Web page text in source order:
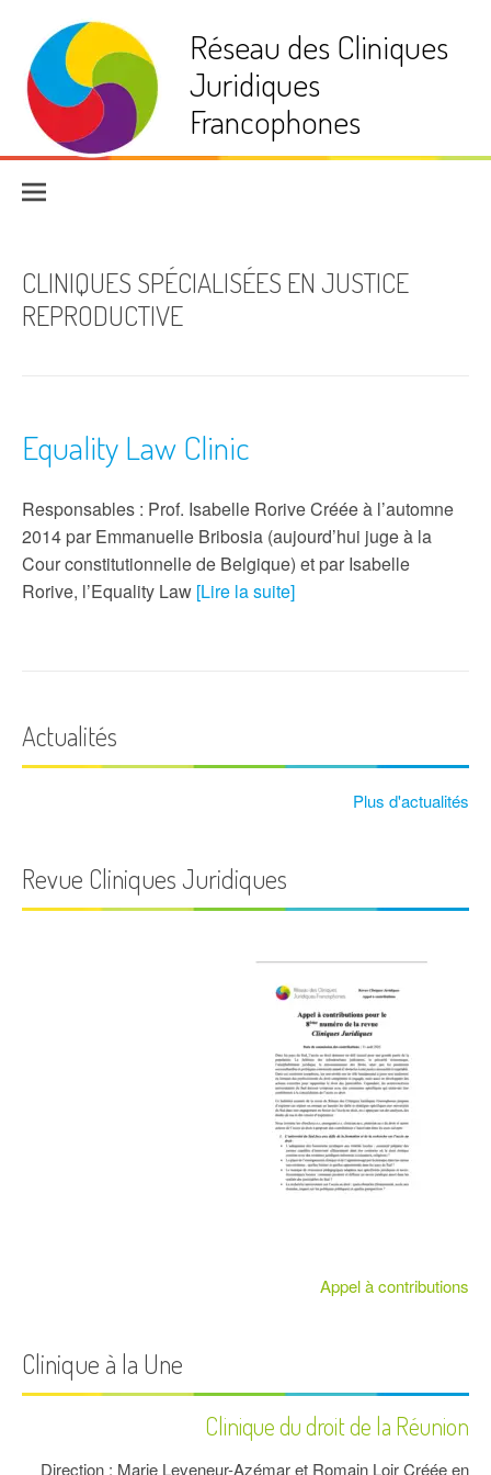
contenu
Réseau des Cliniques
Juridiques
Francophones
CLINIQUES SPÉCIALISÉES EN JUSTICE
REPRODUCTIVE
Equality Law Clinic
Responsables : Prof. Isabelle Rorive Créée à l’automne
2014 par Emmanuelle Bribosia (aujourd’hui juge à la
Cour constitutionnelle de Belgique) et par Isabelle
Rorive, l’Equality Law [Lire la suite]
Actualités
Plus d'actualités
Revue Cliniques Juridiques
Appel à contributions
Clinique à la Une
Clinique du droit de la Réunion
Direction : Marie Leveneur-Azémar et Romain Loir Créée en